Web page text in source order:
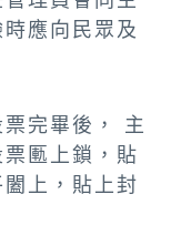
應向民眾及
完畢後， 主
匭上鎖，貼
闔上，貼上封